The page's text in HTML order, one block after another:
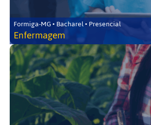
Formiga-MG • Bacharel • Presencial
Enfermagem